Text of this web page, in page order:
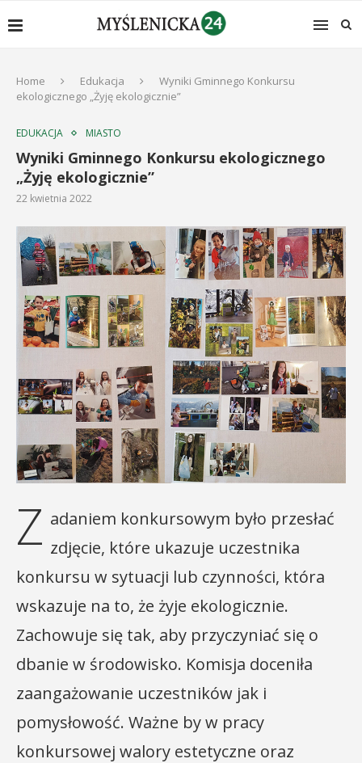
Home Edukacja
Wyniki Gminnego Konkursu
ekologicznego „Żyję ekologicznie”
EDUKACJA MIASTO
Wyniki Gminnego Konkursu ekologicznego
„Żyję ekologicznie”
22 kwietnia 2022
Z adaniem konkursowym było przesłać
zdjęcie, które ukazuje uczestnika
konkursu w sytuacji lub czynności, która
wskazuje na to, że żyje ekologicznie.
Zachowuje się tak, aby przyczyniać się o
dbanie w środowisko. Komisja doceniła
zaangażowanie uczestników jak i
pomysłowość. Ważne by w pracy
konkursowej walory estetyczne oraz